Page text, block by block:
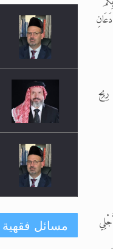
مسائل فقهية